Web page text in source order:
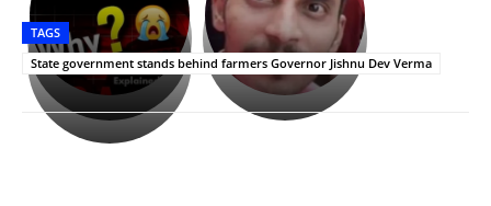
తీర్థం..తులసీదళం
లేకుండా
అసంపూర్ణం
పాన్
ఇండియా
స్టార్
హీరోయిన్‏గా
శ్రీనిధి
భర్తపై
రివెంజ్
తీర్చుకున్న
ఉపాసన..
పాపం
రామ్
TAGS
State government stands behind farmers Governor Jishnu Dev Verma